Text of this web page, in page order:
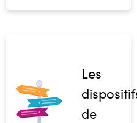
Les
de